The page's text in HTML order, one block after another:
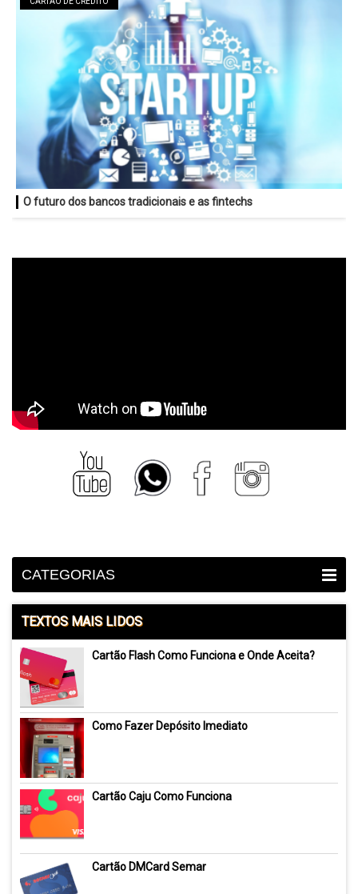
O futuro dos bancos tradicionais e as fintechs
CATEGORIAS
TEXTOS MAIS LIDOS
Cartão Flash Como Funciona e Onde Aceita?
Como Fazer Depósito Imediato
Cartão Caju Como Funciona
Cartão DMCard Semar